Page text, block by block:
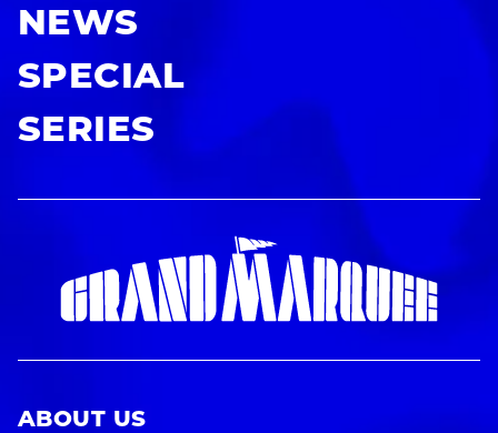
NEWS
SPECIAL
SERIES
ABOUT US